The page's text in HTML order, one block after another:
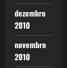
dezembro
2010
novembro
2010